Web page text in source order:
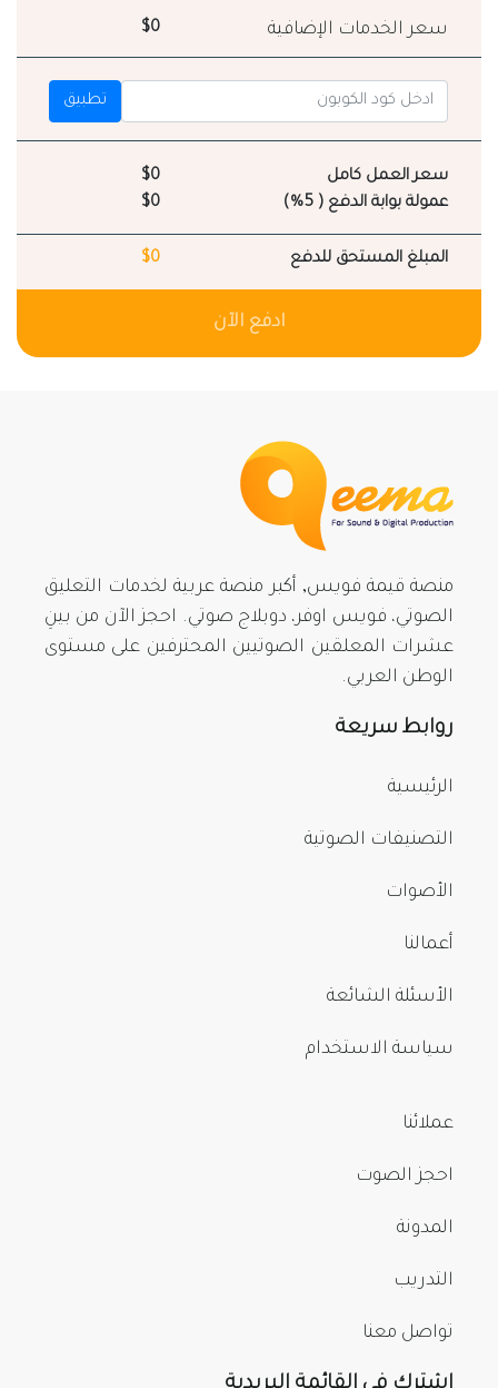
سعر الخدمات الإضافية $0
تطبيق
سعر العمل كامل
$0
عمولة بوابة الدفع ( 5%)
$0
المبلغ المستحق للدفع $0
ادفع الآن
منصة قيمة فويس, أكبر منصة عربية لخدمات التعليق
الصوتي، فويس اوفر، دوبلاج صوتي. احجز الآن من بينِ
عشرات المعلقين الصوتيين المحترفين على مستوى
الوطن العربي.
روابط سريعة
الرئيسية
التصنيفات الصوتية
الأصوات
أعمالنا
الأسئلة الشائعة
سياسة الاستخدام
عملائنا
احجز الصوت
المدونة
التدريب
تواصل معنا